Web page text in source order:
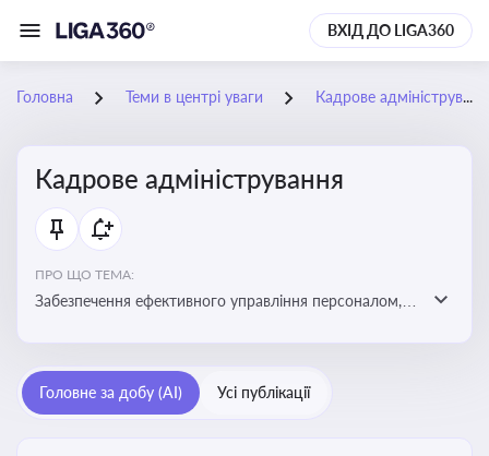
ВХІД ДО LIGA360
Головна Теми в центрі уваги Кадрове адміністрування
Кадрове адміністрування
ПРО ЩО ТЕМА:
Забезпечення ефективного управління персоналом,
Головне за добу (AI) Усі публікації